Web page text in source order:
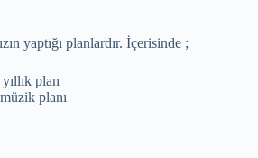
yaptığı planlardır. İçerisinde ;
plan
planı